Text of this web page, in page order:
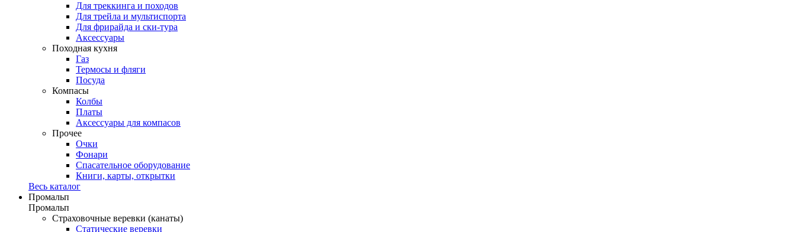
Для треккинга и походов
Для трейла и мультиспорта
Для фрирайда и ски-тура
Аксессуары
Походная кухня
Газ
Термосы и фляги
Посуда
Компасы
Колбы
Платы
Аксессуары для компасов
Прочее
Очки
Фонари
Спасательное оборудование
Книги, карты, открытки
Весь каталог
Промальп
Промальп
Страховочные веревки (канаты)
Статические веревки